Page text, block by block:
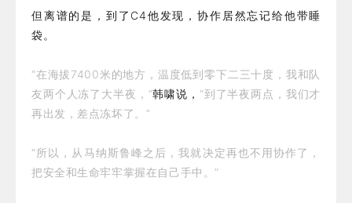
但离谱的是，到了C4他发现，协作居然忘记给他带睡
袋。
“在海拔7400米的地方，温度低到零下二三十度，我和队
友两个人冻了大半夜，”韩啸说， “到了半夜两点，我们才
再出发，差点冻坏了。”
“所以，从马纳斯鲁峰之后，我就决定再也不用协作了，
把安全和生命牢牢掌握在自己手中。”